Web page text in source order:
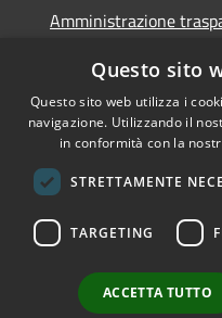
Amministrazione
Dichiarazione di
RSS
Questo sito
Questo sito web utilizza i
navigazione. Utilizzando il
in conformità con la
STRETTAMENTE
TARGETING
ACCETTA TUTTO